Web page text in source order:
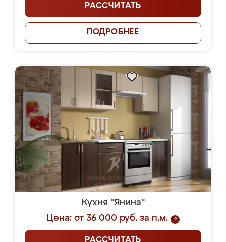
РАССЧИТАТЬ
ПОДРОБНЕЕ
Кухня "Янина"
Цена: от 36 000 руб. за п.м.
?